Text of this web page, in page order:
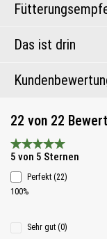
Das ist drin
22 von 22
Durchschnittliche
5 von 5 Sternen
Perfekt (22)
100%
Sehr gut (0)